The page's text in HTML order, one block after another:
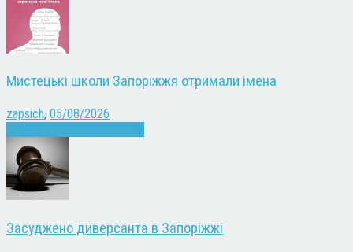
Мистецькі школи Запоріжжя отримали імена
zapsich, 05/08/2026
Засуджено диверсанта в Запоріжжі